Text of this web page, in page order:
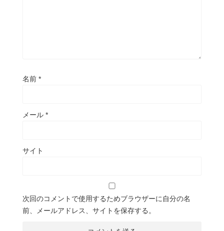
名前 *
メール *
サイト
次回のコメントで使用するためブラウザーに自分の名
前、メールアドレス、サイトを保存する。